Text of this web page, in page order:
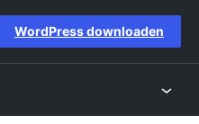
WordPress downloaden